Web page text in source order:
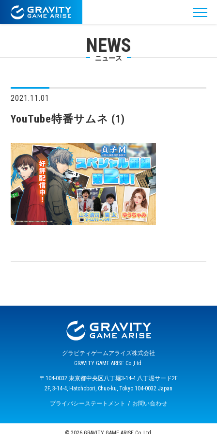
NEWS
ニュース
2021.11.01
YouTube特番サムネ (1)
グラビティゲームアライズ株式会社
GRAVITY GAME ARISE Co.,Ltd.
〒104-0032 東京都中央区八丁堀3-14-4 八丁堀サード2F
2F, 3-14-4, Hatchobori, Chuo-ku, Tokyo 104-0032 Japan
プライバシーステートメント お問い合わせ